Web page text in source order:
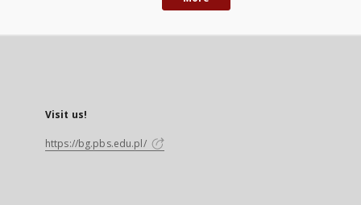
Visit us!
https://bg.pbs.edu.pl/